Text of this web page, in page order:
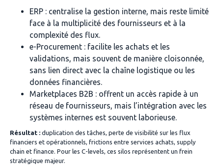
ERP : centralise la gestion interne, mais reste limité
face à la multiplicité des fournisseurs et à la
complexité des flux.
e-Procurement : facilite les achats et les
validations, mais souvent de manière cloisonnée,
sans lien direct avec la chaîne logistique ou les
données financières.
Marketplaces B2B : offrent un accès rapide à un
réseau de fournisseurs, mais l’intégration avec les
systèmes internes est souvent laborieuse.
Résultat : duplication des tâches, perte de visibilité sur les flux
financiers et opérationnels, frictions entre services achats, supply
chain et finance. Pour les C-levels, ces silos représentent un frein
stratégique majeur.